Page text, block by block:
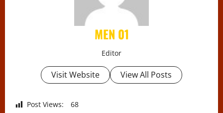
MEN 01
Editor
Visit Website View All Posts
Post Views: 68